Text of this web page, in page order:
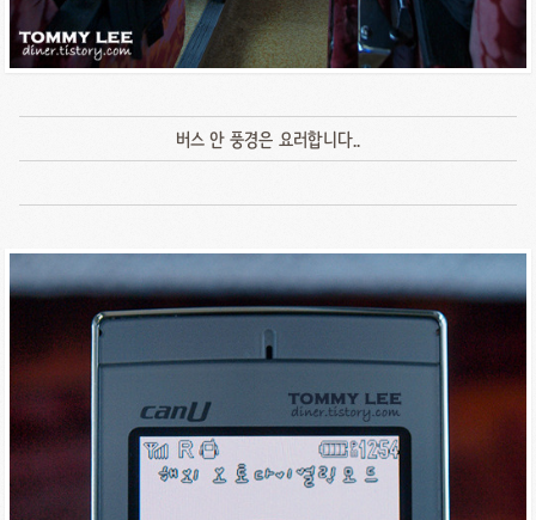
버스 안 풍경은 요러합니다..